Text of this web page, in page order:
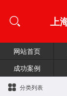
上
网站首页
成功案例
分类列表